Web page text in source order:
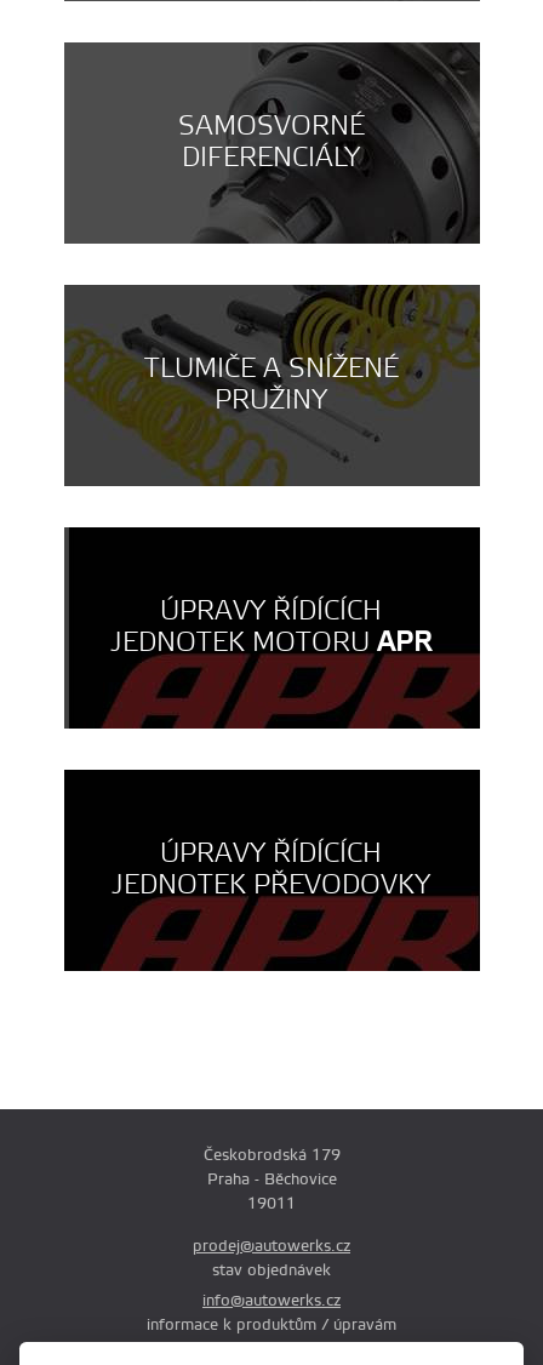
SAMOSVORNÉ
DIFERENCIÁLY
TLUMIČE A SNÍŽENÉ
PRUŽINY
ÚPRAVY ŘÍDÍCÍCH
JEDNOTEK MOTORUAPR
ÚPRAVY ŘÍDÍCÍCH
JEDNOTEK PŘEVODOVKY
Českobrodská 179
Praha - Běchovice
19011
prodej@autowerks.cz
stav objednávek
info@autowerks.cz
informace k produktům / úpravám